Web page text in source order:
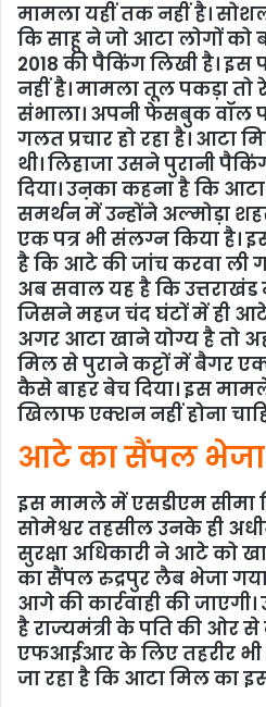
मामला यहीं तक नहीं है।
कि साहू ने जो आटा लोगों को
2018 की पैकिंग लिखी है। इस
नहीं है। मामला तूल पकड़ा तो
संभाला। अपनी फेसबुक वॉल
गलत प्रचार हो रहा है। आटा
थी। लिहाजा उसने पुरानी
दिया। उऩका कहना है कि
समर्थन में उन्होंने अल्मोड़ा
एक पत्र भी संलग्न किया है।
है कि आटे की जांच करवा ली
अब सवाल यह है कि
जिसने महज चंद घंटों में ही आटे
अगर आटा खाने योग्य है तो
मिल से पुराने कट्टों में बैगर
कैसे बाहर बेच दिया। इस
खिलाफ एक्शन नहीं होना
आटे का सैंपल भेजा
इस मामले में एसडीएम सीमा
सोमेश्वर तहसील उनके ही
सुरक्षा अधिकारी ने आटे को
का सैंपल रुद्रपुर लैब भेजा गया
आगे की कार्रवाही की
है राज्यमंत्री के पति की ओर
एफआईआर के लिए तहरीर भी
जा रहा है कि आटा मिल का